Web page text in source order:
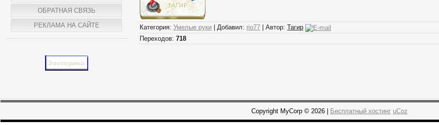
ОБРАТНАЯ СВЯЗЬ
РЕКЛАМА НА САЙТЕ
Категория: Умелые руки | Добавил: rio77 | Автор: Тагир
Переходов: 718
Copyright MyCorp © 2026 | Бесплатный хостинг uCoz